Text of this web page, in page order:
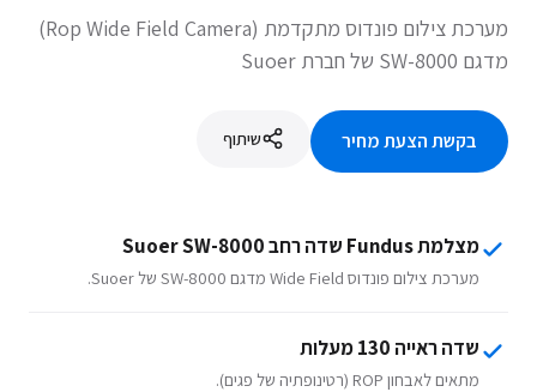
מערכת צילום פונדוס מתקדמת (Rop Wide Field Camera)
מדגם SW-8000 של חברת Suoer
בקשת הצעת מחיר שיתוף
מצלמת Fundus שדה רחב Suoer SW-8000
מערכת צילום פונדוס Wide Field מדגם SW-8000 של Suoer.
שדה ראייה 130 מעלות
מתאים לאבחון ROP (רטינופתיה של פגים).